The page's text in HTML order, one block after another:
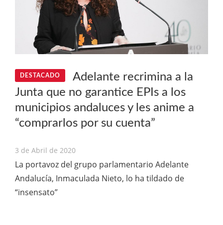
DESTACADO
Adelante recrimina a la
Junta que no garantice EPIs a los
municipios andaluces y les anime a
“comprarlos por su cuenta”
3 de Abril de 2020
La portavoz del grupo parlamentario Adelante
Andalucía, Inmaculada Nieto, lo ha tildado de
“insensato”